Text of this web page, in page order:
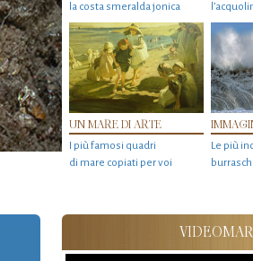
la costa smeralda jonica
UN MARE DI ARTE
I più famosi quadri
di mare copiati per voi
Le più